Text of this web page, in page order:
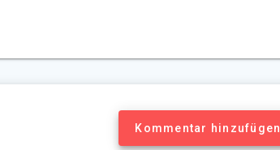
Kommentar hinzufügen